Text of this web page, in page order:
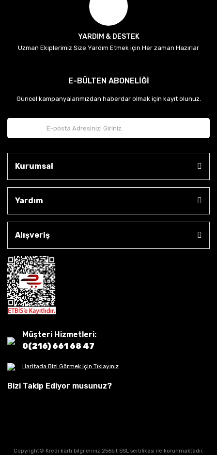
YARDIM & DESTEK
Uzman Ekiplerimiz Size Yardım Etmek için Her zaman Hazırlar
E-BÜLTEN ABONELİĞİ
Güncel kampanyalarımızdan haberdar olmak için kayıt olunuz.
Kurumsal
Yardım
Alışveriş
Müşteri Hizmetleri:
0(216) 661 68 47
Haritada Bizi Görmek için Tıklayınız
Bizi Takip Ediyor musunuz?
Copyright© Kredi kartı bilgileriniz 256bit SSL sertifikası ile korunmaktadır.